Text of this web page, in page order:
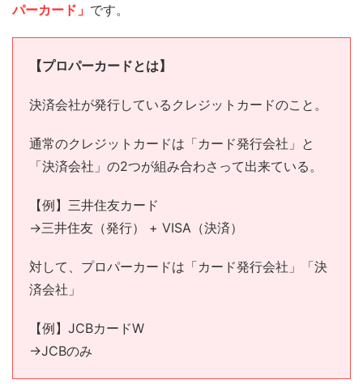
パーカード」 です。
【プロパーカードとは】
決済会社が発行しているクレジットカードのこと。
通常のクレジットカードは「カード発行会社」と
「決済会社」の2つが組み合わさって出来ている。
【例】三井住友カード
→三井住友（発行） + VISA（決済）
対して、プロパーカードは「カード発行会社」「決
済会社」
【例】JCBカードW
→JCBのみ